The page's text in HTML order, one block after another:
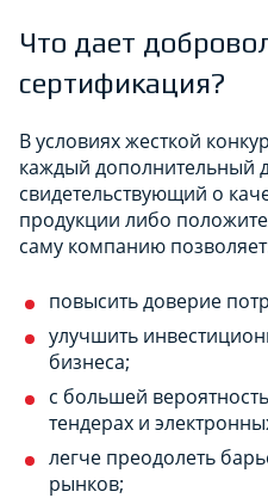
Что дает
сертификация?
В условиях жесткой
каждый дополнительный
свидетельствующий о
продукции либо
саму компанию
повысить доверие
улучшить
бизнеса;
с большей
тендерах и
легче преодолеть
рынков;